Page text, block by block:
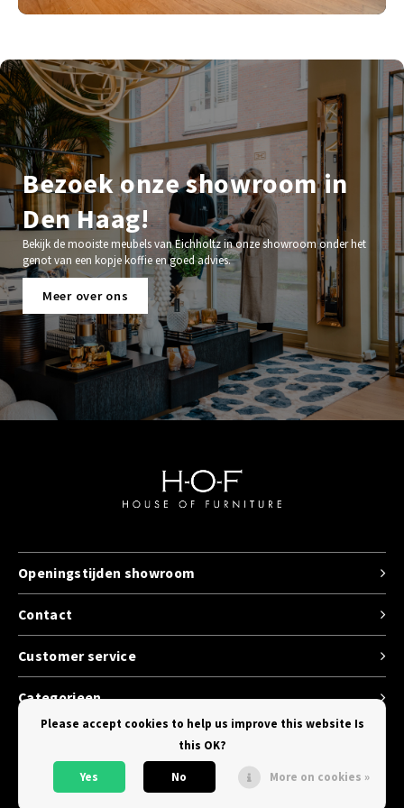
Bezoek onze showroom in
Den Haag!
Bekijk de mooiste meubels van Eichholtz in onze showroom onder het
genot van een kopje koffie en goed advies.
Meer over ons
Contact
Openingstijden showroom
Customer service
Categorieen
Please accept cookies to help us improve this website Is
this OK?
Yes No More on cookies »